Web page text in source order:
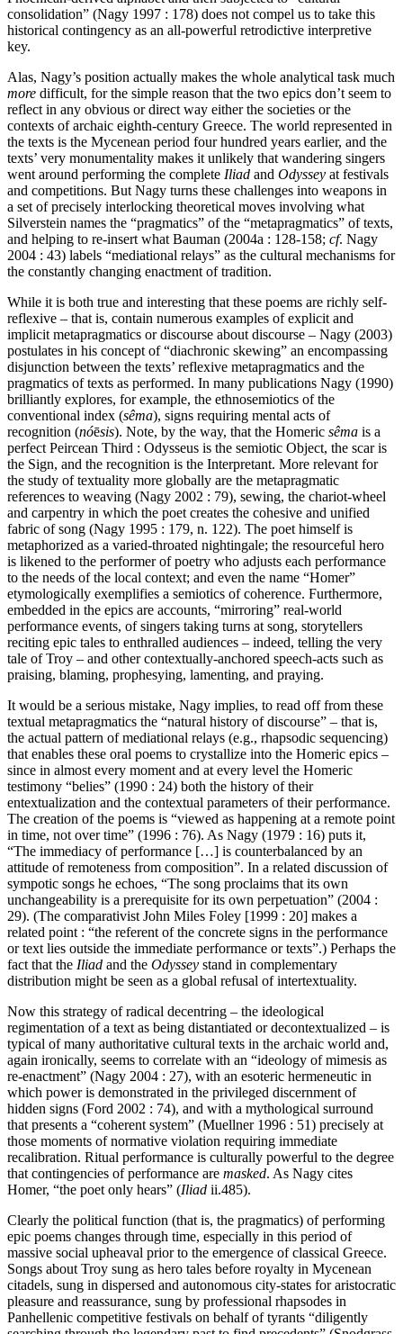
consolidation” (Nagy 1997 : 178) does not compel us to take this
historical contingency as an all-powerful retrodictive interpretive
key.
Alas, Nagy’s position actually makes the whole analytical task much
more difficult, for the simple reason that the two epics don’t seem to
reflect in any obvious or direct way either the societies or the
contexts of archaic eighth-century Greece. The world represented in
the texts is the Mycenean period four hundred years earlier, and the
texts’ very monumentality makes it unlikely that wandering singers
went around performing the complete Iliad and Odyssey at festivals
and competitions. But Nagy turns these challenges into weapons in
a set of precisely interlocking theoretical moves involving what
Silverstein names the “pragmatics” of the “metapragmatics” of texts,
and helping to re-insert what Bauman (2004a : 128-158; cf. Nagy
2004 : 43) labels “mediational relays” as the cultural mechanisms for
the constantly changing enactment of tradition.
While it is both true and interesting that these poems are richly self-
reflexive – that is, contain numerous examples of explicit and
implicit metapragmatics or discourse about discourse – Nagy (2003)
postulates in his concept of “diachronic skewing” an encompassing
disjunction between the texts’ reflexive metapragmatics and the
pragmatics of texts as performed. In many publications Nagy (1990)
brilliantly explores, for example, the ethnosemiotics of the
conventional index (sêma), signs requiring mental acts of
recognition (nóēsis). Note, by the way, that the Homeric sêma is a
perfect Peircean Third : Odysseus is the semiotic Object, the scar is
the Sign, and the recognition is the Interpretant. More relevant for
the study of textuality more globally are the metapragmatic
references to weaving (Nagy 2002 : 79), sewing, the chariot-wheel
and carpentry in which the poet creates the cohesive and unified
fabric of song (Nagy 1995 : 179, n. 122). The poet himself is
metaphorized as a varied-throated nightingale; the resourceful hero
is likened to the performer of poetry who adjusts each performance
to the needs of the local context; and even the name “Homer”
etymologically exemplifies a semiotics of coherence. Furthermore,
embedded in the epics are accounts, “mirroring” real-world
performance events, of singers taking turns at song, storytellers
reciting epic tales to enthralled audiences – indeed, telling the very
tale of Troy – and other contextually-anchored speech-acts such as
praising, blaming, prophesying, lamenting, and praying.
It would be a serious mistake, Nagy implies, to read off from these
textual metapragmatics the “natural history of discourse” – that is,
the actual pattern of mediational relays (e.g., rhapsodic sequencing)
that enables these oral poems to crystallize into the Homeric epics –
since in almost every moment and at every level the Homeric
testimony “belies” (1990 : 24) both the history of their
entextualization and the contextual parameters of their performance.
The creation of the poems is “viewed as happening at a remote point
in time, not over time” (1996 : 76). As Nagy (1979 : 16) puts it,
“The immediacy of performance […] is counterbalanced by an
attitude of remoteness from composition”. In a related discussion of
sympotic songs he echoes, “The song proclaims that its own
unchangeability is a prerequisite for its own perpetuation” (2004 :
29). (The comparativist John Miles Foley [1999 : 20] makes a
related point : “the referent of the concrete signs in the performance
or text lies outside the immediate performance or texts”.) Perhaps the
fact that the Iliad and the Odyssey stand in complementary
distribution might be seen as a global refusal of intertextuality.
Now this strategy of radical decentring – the ideological
regimentation of a text as being distantiated or decontextualized – is
typical of many authoritative cultural texts in the archaic world and,
again ironically, seems to correlate with an “ideology of mimesis as
re-enactment” (Nagy 2004 : 27), with an esoteric hermeneutic in
which power is demonstrated in the privileged discernment of
hidden signs (Ford 2002 : 74), and with a mythological surround
that presents a “coherent system” (Muellner 1996 : 51) precisely at
those moments of normative violation requiring immediate
recalibration. Ritual performance is culturally powerful to the degree
that contingencies of performance are masked. As Nagy cites
Homer, “the poet only hears” (Iliad ii.485).
Clearly the political function (that is, the pragmatics) of performing
epic poems changes through time, especially in this period of
massive social upheaval prior to the emergence of classical Greece.
Songs about Troy sung as hero tales before royalty in Mycenean
citadels, sung in dispersed and autonomous city-states for aristocratic
pleasure and reassurance, sung by professional rhapsodes in
Panhellenic competitive festivals on behalf of tyrants “diligently